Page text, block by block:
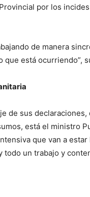
por los
de manera
que está ocurriendo”,
de sus
está el ministro
que van a
todo un trabajo y